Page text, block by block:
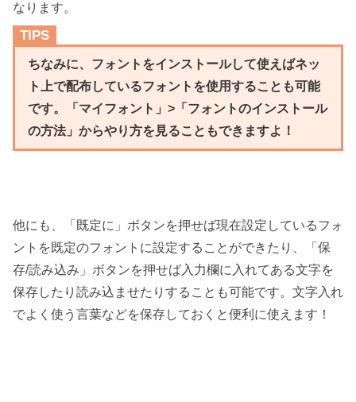
なります。
TIPS
ちなみに、フォントをインストールして使えばネッ
ト上で配布しているフォントを使用することも可能
です。「マイフォント」>「フォントのインストール
の方法」からやり方を見ることもできますよ！
他にも、「既定に」ボタンを押せば現在設定しているフォ
ントを既定のフォントに設定することができたり、「保
存/読み込み」ボタンを押せば入力欄に入れてある文字を
保存したり読み込ませたりすることも可能です。文字入れ
でよく使う言葉などを保存しておくと便利に使えます！